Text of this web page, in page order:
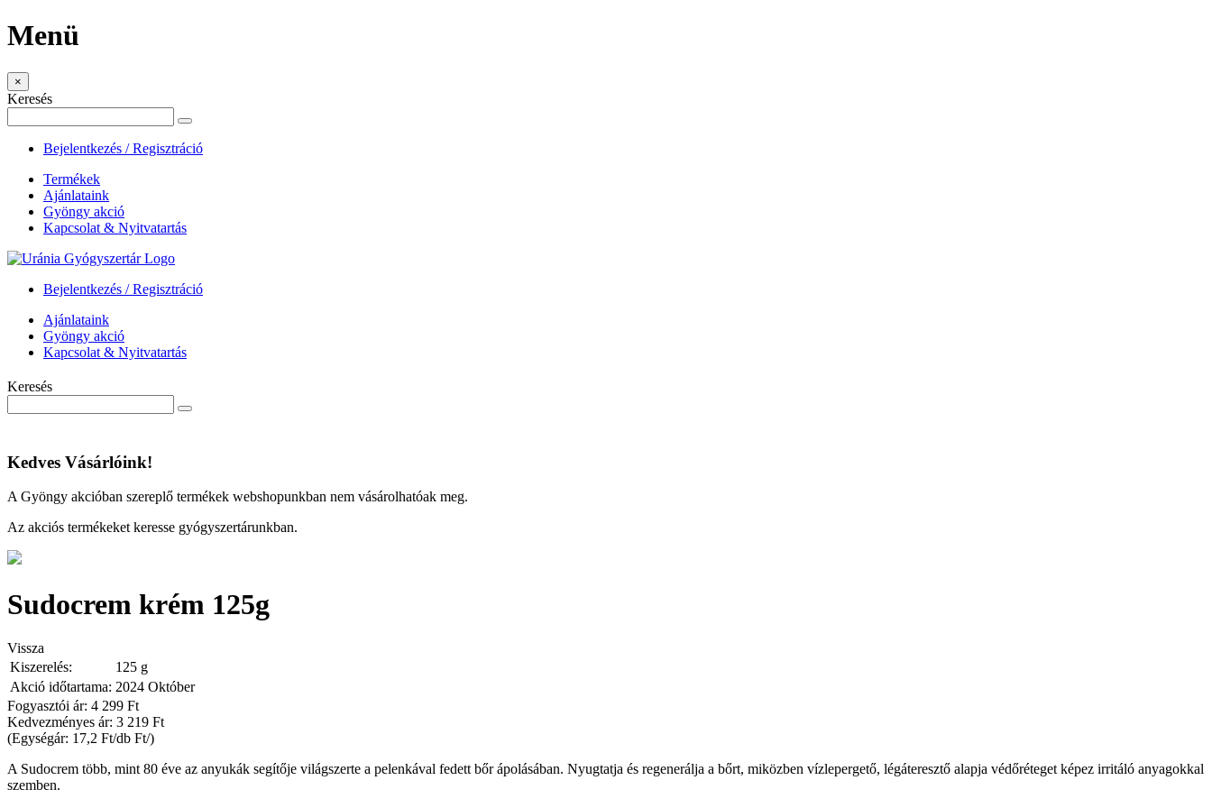
Menü
×
Keresés
Bejelentkezés / Regisztráció
Termékek
Ajánlataink
Gyöngy akció
Kapcsolat & Nyitvatartás
Bejelentkezés / Regisztráció
Ajánlataink
Gyöngy akció
Kapcsolat & Nyitvatartás
Keresés
Kedves Vásárlóink!
A Gyöngy akcióban szereplő termékek webshopunkban nem vásárolhatóak meg.
Az akciós termékeket keresse gyógyszertárunkban.
Sudocrem krém 125g
Vissza
Kiszerelés:
125 g
Akció időtartama: 2024 Október
Fogyasztói ár: 4 299 Ft
Kedvezményes ár: 3 219 Ft
(Egységár: 17,2 Ft/db Ft/)
A Sudocrem több, mint 80 éve az anyukák segítője világszerte a pelenkával fedett bőr ápolásában. Nyugtatja és regenerálja a bőrt, miközben vízlepergető, légáteresztő alapja védőréteget képez irritáló anyagokkal
szemben.